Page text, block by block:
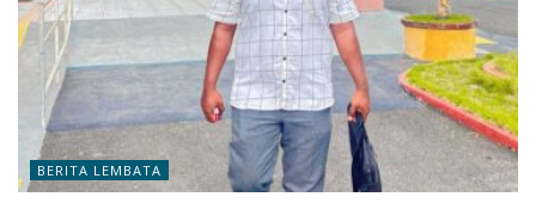
BERITA LEMBATA